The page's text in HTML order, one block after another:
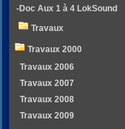
-Doc Aux 1 à 4 LokSound
Travaux
Travaux 2000
Travaux 2006
Travaux 2007
Travaux 2008
Travaux 2009